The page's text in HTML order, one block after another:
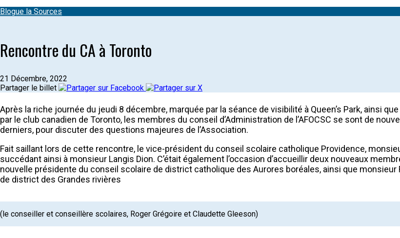
Blogue la Sources
Rencontre du CA à Toronto
21 Décembre, 2022
Partager le billet
Après la riche journée du jeudi 8 décembre, marquée par la séance de visibilité à Queen’s Park, ainsi
par le club canadien de Toronto, les membres du conseil d’Administration de l’AFOCSC se sont de
derniers, pour discuter des questions majeures de l’Association.
Fait saillant lors de cette rencontre, le vice-président du conseil scolaire catholique Providence,
succédant ainsi à monsieur Langis Dion. C’était également l’occasion d’accueillir deux nouveaux
nouvelle présidente du conseil scolaire de district catholique des Aurores boréales, ainsi que
de district des Grandes rivières
(le conseiller et conseillère scolaires, Roger Grégoire et Claudette Gleeson)